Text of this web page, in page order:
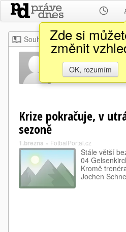
Zde si
změnit
OK, rozumím
Souhrn Moje Z
Gerald
Krize pokračuje, v
sezoně
1.března » FotbalPortal.cz
Stále větší
04
Kromě
Jochen